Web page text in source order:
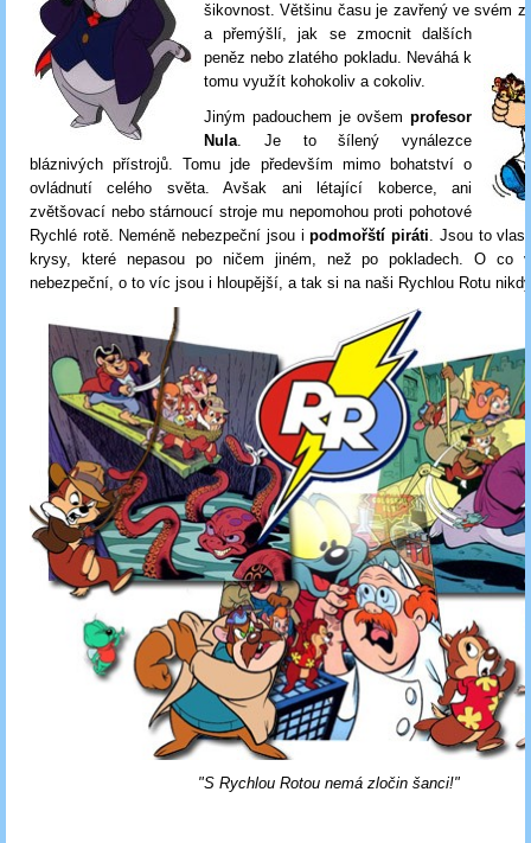
šikovnost. Většinu času je zavřený ve svém
a přemýšlí, jak se zmocnit dalších
peněz nebo zlatého pokladu. Neváhá k
tomu využít kohokoliv a cokoliv.
Jiným padouchem je ovšem profesor
Nula. Je to šílený vynálezce
bláznivých přístrojů. Tomu jde především mimo bohatství o
ovládnutí celého světa. Avšak ani létající koberce, ani
zvětšovací nebo stárnoucí stroje mu nepomohou proti pohotové
Rychlé rotě. Neméně nebezpeční jsou ipodmořští piráti. Jsou to
krysy, které nepasou po ničem jiném, než po pokladech. O co
nebezpeční, o to víc jsou i hloupější, a tak si na naši Rychlou Rotu
"S Rychlou Rotou nemá zločin šanci!"